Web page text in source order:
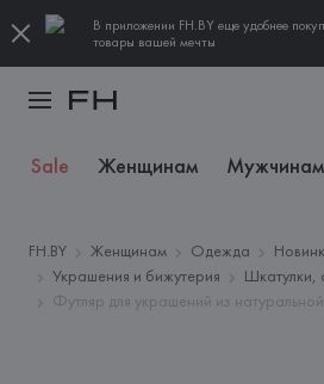
В приложении FH.BY еще удобнее
товары вашей мечты
Sale Женщинам Мужчинам
FH.BY Женщинам Одежда
Украшения и бижутерия
Шкатулки,
Футляр для украшений из